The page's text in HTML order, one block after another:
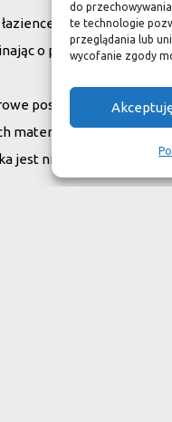
do
te technologie
przeglądania lub
wycofanie zgody
możemy poczuć
o praktycznym
posadzki w zamkach
ich
jest niepowtarzalnym